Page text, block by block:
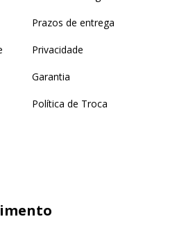
Prazos de entrega
Privacidade
Garantia
Política de Troca